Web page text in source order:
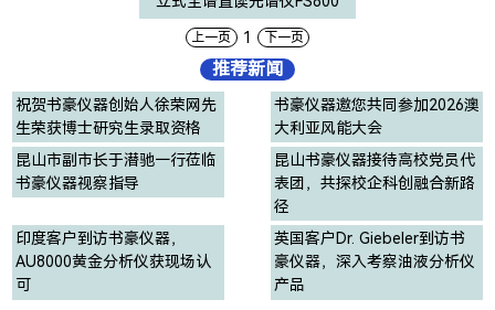
上一页 1 下一页
推荐新闻
祝贺书豪仪器创始人徐荣网先
生荣获博士研究生录取资格
书豪仪器邀您共同参加2026澳
大利亚风能大会
昆山市副市长于潜驰一行莅临
书豪仪器视察指导
昆山书豪仪器接待高校党员代
表团，共探校企科创融合新路
径
印度客户到访书豪仪器，
AU8000黄金分析仪获现场认
可
英国客户Dr. Giebeler到访书
豪仪器，深入考察油液分析仪
产品